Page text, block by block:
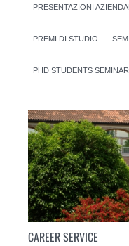
PRESENTAZIONI
PREMI DI STUDIO
PHD STUDENTS
CAREER SERVICE